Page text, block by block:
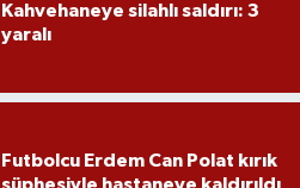
Kahvehaneye silahlı saldırı: 3
yaralı
Futbolcu Erdem Can Polat kırık
şüphesiyle hastaneye kaldırıldı